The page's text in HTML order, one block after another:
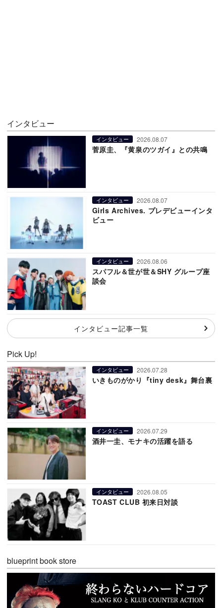
インタビュー
インタビュー 2026.08.07
菅原圭、『黄泉のツガイ』との共鳴
インタビュー 2026.08.07
Girls Archives. プレデビューインタ
ビュー
インタビュー 2026.08.06
スパフル＆世が世＆SHY グループ座
談会
インタビュー記事一覧
Pick Up!
インタビュー 2026.07.28
いきものがかり『tiny desk』舞台裏
インタビュー 2026.07.29
酒井一圭、モナキの活躍を語る
インタビュー 2026.08.05
TOAST CLUB 初来日対談
blueprint book store